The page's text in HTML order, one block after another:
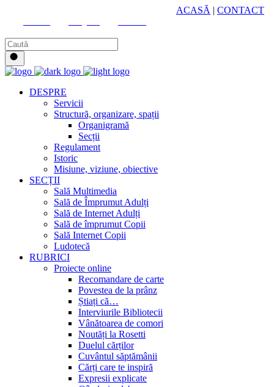
ACASĂ | CONTACT
DESPRE
Servicii
Structură, organizare, spații
Organigramă
Secții
Regulament
Istoric
Misiune, viziune, obiective
SECȚII
Sală Multimedia
Sală de Împrumut Adulți
Sală de Internet Adulți
Sală de împrumut Copii
Sală Internet Copii
Ludotecă
RUBRICI
Proiecte online
Recomandare de carte
Povestea de la prânz
Știați că…
Interviurile Bibliotecii
Vânătoarea de comori
Noutăți la Rosetti
Duelul cărților
Cuvântul săptămânii
Cărți care te inspiră
Expresii explicate